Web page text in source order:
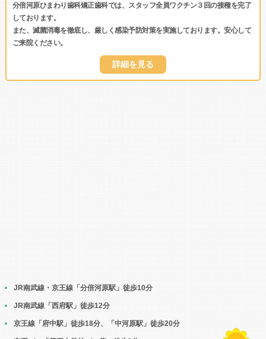
分倍河原ひまわり歯科矯正歯科では、スタッフ全員ワクチン３回の接種を完了
しております。
また、滅菌消毒を徹底し、厳しく感染予防対策を実施しております。安心して
ご来院ください。
詳細を見る
JR南武線・京王線「分倍河原駅」徒歩10分
JR南武線「西府駅」徒歩12分
京王線「府中駅」徒歩18分、「中河原駅」徒歩20分